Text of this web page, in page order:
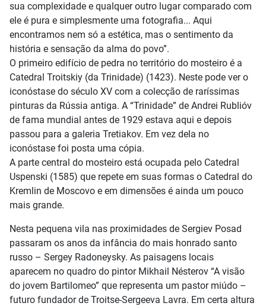
sua complexidade e qualquer outro lugar comparado com
ele é pura e simplesmente uma fotografia... Aqui
encontramos nem só a estética, mas o sentimento da
história e sensação da alma do povo”.
O primeiro edifício de pedra no território do mosteiro é a
Catedral Troitskiy (da Trinidade) (1423). Neste pode ver o
iconóstase do século XV com a colecção de raríssimas
pinturas da Rússia antiga. A “Trinidade” de Andrei Rublióv
de fama mundial antes de 1929 estava aqui e depois
passou para a galeria Tretiakov. Em vez dela no
iconóstase foi posta uma cópia.
A parte central do mosteiro está ocupada pelo Catedral
Uspenski (1585) que repete em suas formas o Catedral do
Kremlin de Moscovo e em dimensões é ainda um pouco
mais grande.
Nesta pequena vila nas proximidades de Sergiev Posad
passaram os anos da infância do mais honrado santo
russo – Sergey Radoneysky. As paisagens locais
aparecem no quadro do pintor Mikhail Nésterov “A visão
do jovem Bartilomeo” que representa um pastor miúdo –
futuro fundador de Troitse-Sergeeva Lavra. Em certa altura